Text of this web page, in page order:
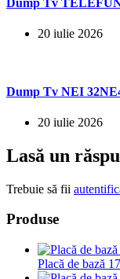
Dump Tv
20 iulie 2026
Dump Tv NEI
20 iulie 2026
Lasă un
Trebuie să fii
Produse
Placă de bază